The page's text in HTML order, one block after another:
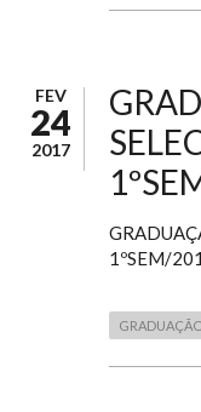
FEV
24
2017
1ºSEM/